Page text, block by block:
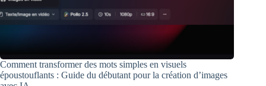
Comment transformer des mots simples en visuels
époustouflants : Guide du débutant pour la création d’images